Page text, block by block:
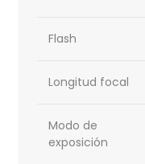
Flash
Longitud focal
Modo de
exposición